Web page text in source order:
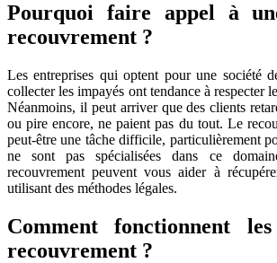
Pourquoi faire appel à
recouvrement ?
Les entreprises qui optent pour une société
collecter les impayés ont tendance à respecter
Néanmoins, il peut arriver que des clients
ou pire encore, ne paient pas du tout. Le
peut-être une tâche difficile, particulièrement
ne sont pas spécialisées dans ce
recouvrement peuvent vous aider à
utilisant des méthodes légales.
Comment fonctionnent
recouvrement ?